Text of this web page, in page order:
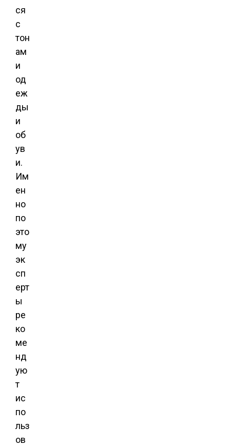
ся
с
тон
ам
и
од
еж
ды
и
об
ув
и.
Им
ен
но
по
это
му
эк
сп
ерт
ы
ре
ко
ме
нд
ую
т
ис
по
льз
ов